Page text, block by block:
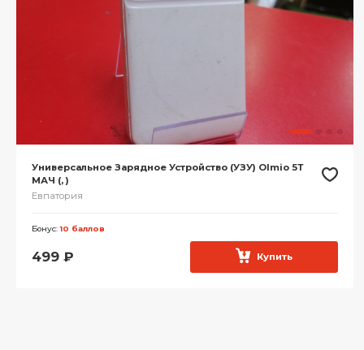
Универсальное Зарядное Устройство (УЗУ) Olmio 5Т
МАЧ (, )
Евпатория
Бонус:10 баллов
499 ₽ Купить